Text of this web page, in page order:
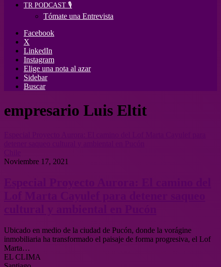
TR PODCAST 🎙️
Tómate una Entrevista
Facebook
X
LinkedIn
Instagram
Elige una nota al azar
Sidebar
Buscar
empresario Luis Eltit
Noviembre 17, 2021
Ubicado en medio de la ciudad de Pucón, donde la vorágine
inmobiliaria ha transformado el paisaje de forma progresiva, el Lof
Marta…
EL CLIMA